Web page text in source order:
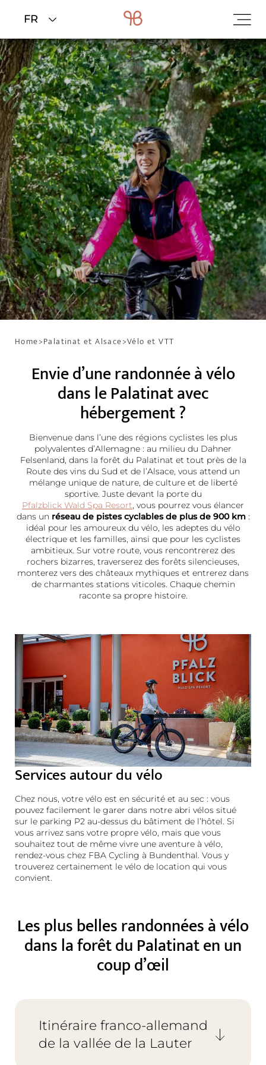
Home>Palatinat et Alsace>Vélo et VTT
Envie d’une randonnée à vélo
dans le Palatinat avec
hébergement ?
Bienvenue dans l’une des régions cyclistes les plus
polyvalentes d’Allemagne : au milieu du Dahner
Felsenland, dans la forêt du Palatinat et tout près de la
Route des vins du Sud et de l’Alsace, vous attend un
mélange unique de nature, de culture et de liberté
sportive. Juste devant la porte du
Pfalzblick Wald Spa Resort , vous pourrez vous élancer
dans un réseau de pistes cyclables de plus de 900 km:
idéal pour les amoureux du vélo, les adeptes du vélo
électrique et les familles, ainsi que pour les cyclistes
ambitieux. Sur votre route, vous rencontrerez des
rochers bizarres, traverserez des forêts silencieuses,
monterez vers des châteaux mythiques et entrerez dans
de charmantes stations viticoles. Chaque chemin
raconte sa propre histoire.
Services autour du vélo
Chez nous, votre vélo est en sécurité et au sec : vous
pouvez facilement le garer dans notre abri vélos situé
sur le parking P2 au-dessus du bâtiment de l’hôtel. Si
vous arrivez sans votre propre vélo, mais que vous
souhaitez tout de même vivre une aventure à vélo,
rendez-vous chez FBA Cycling à Bundenthal. Vous y
trouverez certainement le vélo de location qui vous
convient.
Les plus belles randonnées à vélo
dans la forêt du Palatinat en un
coup d’œil
Itinéraire franco-allemand
de la vallée de la Lauter